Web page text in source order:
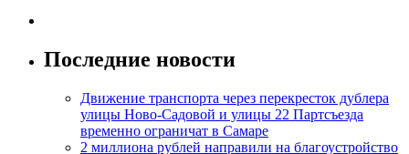
Последние новости
Движение транспорта через перекресток дублера
улицы Ново-Садовой и улицы 22 Партсъезда
временно ограничат в Самаре
2 миллиона рублей направили на благоустройство